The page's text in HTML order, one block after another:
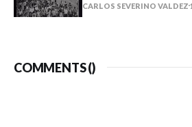
CARLOS SEVERINO VALDEZ
COMMENTS ()